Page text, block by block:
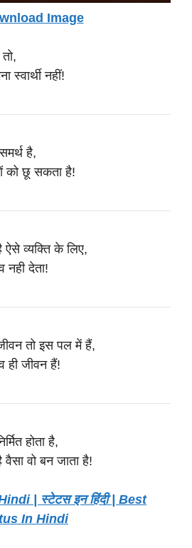
Image
स्वार्थी नहीं!
है,
को छू सकता है!
ऐसे व्यक्ति के लिए,
नही देता!
तो इस पल में हैं,
ही जीवन हैं!
होता है,
वैसा वो बन जाता है!
| स्टेटस इन हिंदी | Best
In Hindi